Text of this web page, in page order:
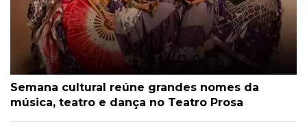
Semana cultural reúne grandes nomes da
música, teatro e dança no Teatro Prosa